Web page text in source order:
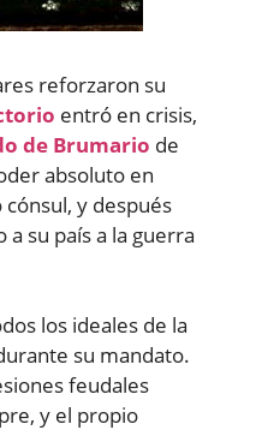
reforzaron su
entró en crisis,
de Brumario de
absoluto en
y después
su país a la guerra
los ideales de la
su mandato.
feudales
y el propio